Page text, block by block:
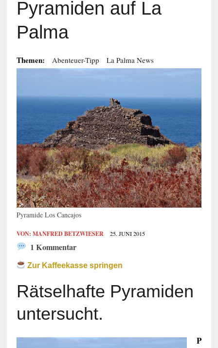
Pyramiden auf La
Palma
Themen: Abenteuer-Tipp La Palma News
Pyramide Los Cancajos
VON: MANFRED BETZWIESER 25. JUNI 2015
1 Kommentar
Zur Kaffeekasse springen
Rätselhafte Pyramiden
untersucht.
P